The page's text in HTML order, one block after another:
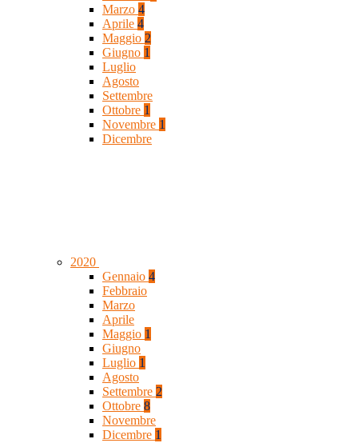
Marzo 4
Aprile 4
Maggio 2
Giugno 1
Luglio
Agosto
Settembre
Ottobre 1
Novembre 1
Dicembre
2020
Gennaio 4
Febbraio
Marzo
Aprile
Maggio 1
Giugno
Luglio 1
Agosto
Settembre 2
Ottobre 8
Novembre
Dicembre 1